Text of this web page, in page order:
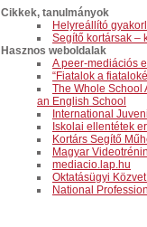
Cikkek, tanulmányok
Helyreállító
Segítő kortársak –
Hasznos weboldalak
A peer-mediációs
“Fiatalok a
The Whole School
an English School
International
Iskolai ellentétek
Kortárs Segítő
Magyar
mediacio.lap.hu
Oktatásügyi
National